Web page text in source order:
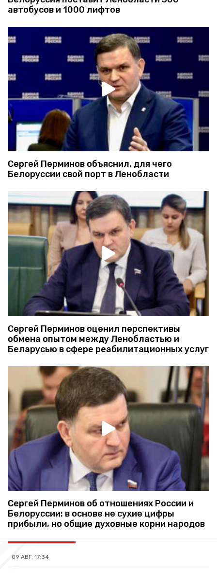
автобусов и 1000 лифтов
Сергей Перминов объяснил, для чего
Белоруссии свой порт в Ленобласти
Сергей Перминов оценил перспективы
обмена опытом между Ленобластью и
Беларусью в сфере реабилитационных услуг
Сергей Перминов об отношениях России и
Белоруссии: в основе не сухие цифры
прибыли, но общие духовные корни народов
09 АВГ, 17:34